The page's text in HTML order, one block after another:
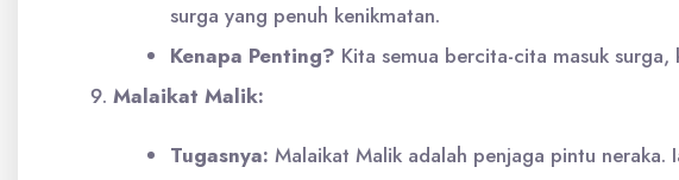
surga yang penuh kenikmatan.
Kenapa Penting? Kita semua bercita-cita masuk
Malaikat Malik:
Tugasnya: Malaikat Malik adalah penjaga pintu